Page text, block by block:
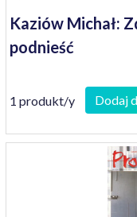
Kaziów Michał:
podnieść
1 produkt/y Dodaj